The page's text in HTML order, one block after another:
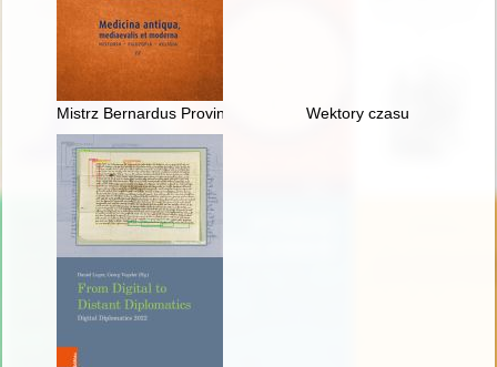
Mistrz Bernardus Provincialis o afrodyzjakach, sposobach na
Wektory czasu